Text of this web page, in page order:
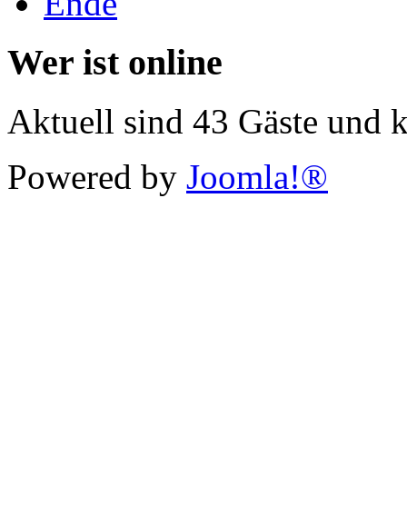
Wer ist online
Aktuell sind 43 Gäste und
Powered by Joomla!®